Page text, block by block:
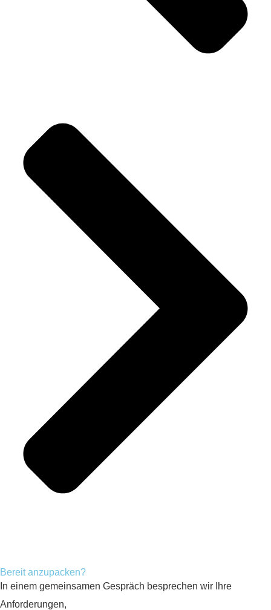
Bereit anzupacken?
In einem gemeinsamen Gespräch besprechen wir Ihre
Anforderungen,